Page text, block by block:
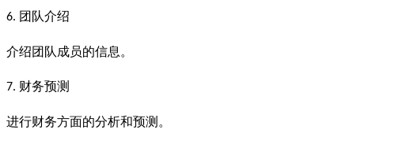
6. 团队介绍
介绍团队成员的信息。
7. 财务预测
进行财务方面的分析和预测。